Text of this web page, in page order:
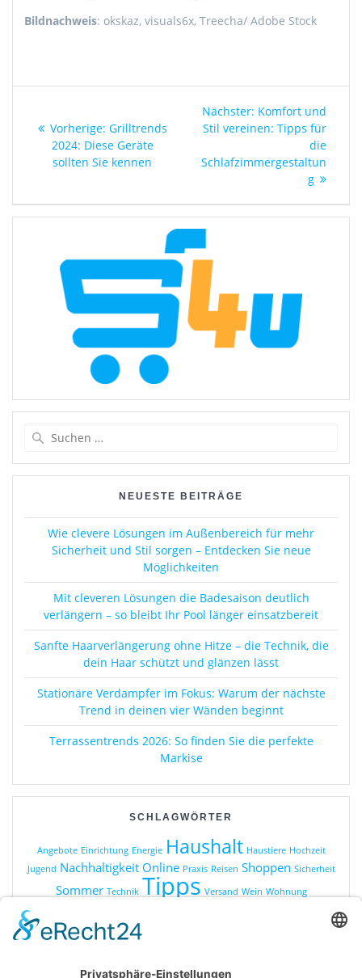
Bildnachweis: okskaz, visuals6x, Treecha/ Adobe Stock
Beitragsnavigation
Vorherige: Vorheriger
Beitrag:
Grilltrends
2024: Diese Geräte
sollten Sie kennen
Nächster: Nächster
Beitrag:
Komfort und
Stil vereinen: Tipps für
die
Schlafzimmergestaltun
g
NEUESTE BEITRÄGE
Wie clevere Lösungen im Außenbereich für mehr
Sicherheit und Stil sorgen – Entdecken Sie neue
Möglichkeiten
Mit cleveren Lösungen die Badesaison deutlich
verlängern – so bleibt Ihr Pool länger einsatzbereit
Sanfte Haarverlängerung ohne Hitze – die Technik, die
dein Haar schützt und glänzen lässt
Stationäre Verdampfer im Fokus: Warum der nächste
Trend in deinen vier Wänden beginnt
Terrassentrends 2026: So finden Sie die perfekte
Markise
SCHLAGWÖRTER
Angebote Einrichtung Energie Haushalt Haustiere Hochzeit
Jugend Nachhaltigkeit Online Praxis Reisen Shoppen Sicherheit
Sommer Technik Tipps Versand Wein Wohnung